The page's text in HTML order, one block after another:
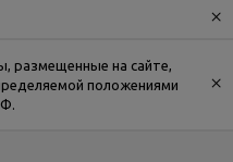
×
размещенные на сайте,
положениями
×